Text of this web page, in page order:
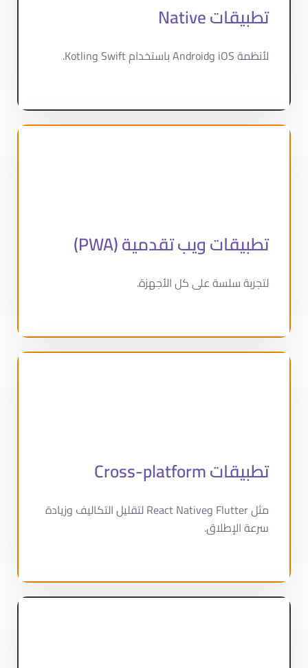
تطبيقات Native
لأنظمة iOS وAndroid باستخدام Swift وKotlin.
تطبيقات ويب تقدمية (PWA)
لتجربة سلسة على كل الأجهزة.
تطبيقات Cross-platform
مثل Flutter وReact Native لتقليل التكاليف وزيادة
سرعة الإطلاق.